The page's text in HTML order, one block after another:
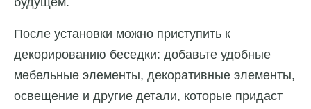
После установки можно приступить к
декорированию беседки: добавьте удобные
мебельные элементы, декоративные элементы,
освещение и другие детали, которые придаст